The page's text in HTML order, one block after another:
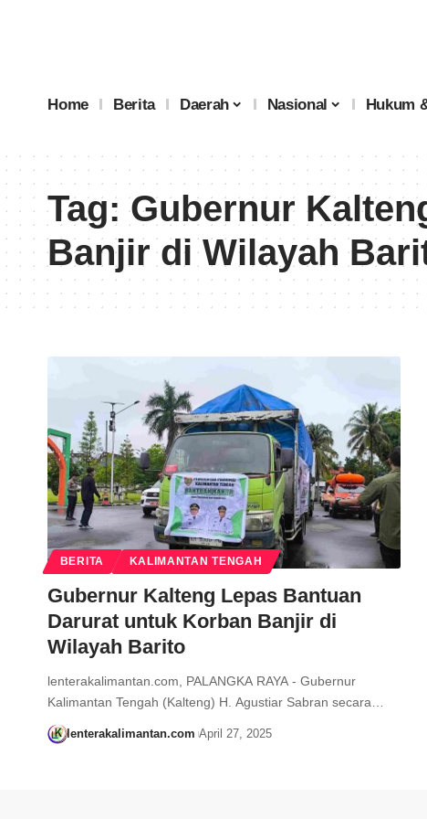
Home Berita Daerah Nasional Hukum
Tag:Gubernur
Banjir di Wilayah
BERITA KALIMANTAN TENGAH
Gubernur Kalteng Lepas Bantuan
Darurat untuk Korban Banjir di
Wilayah Barito
lenterakalimantan.com, PALANGKA RAYA - Gubernur
Kalimantan Tengah (Kalteng) H. Agustiar Sabran secara…
lenterakalimantan.com April 27, 2025